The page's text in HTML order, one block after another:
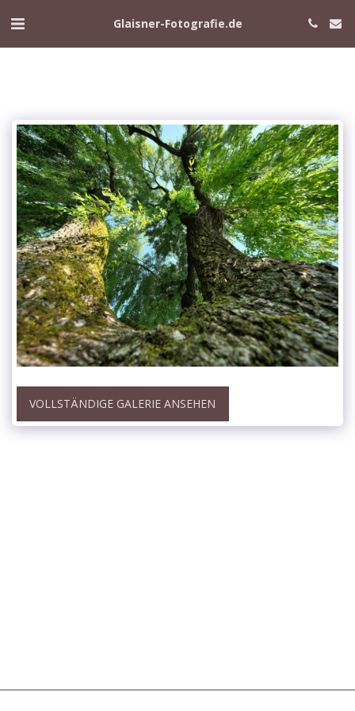
Glaisner-Fotografie.de
VOLLSTÄNDIGE GALERIE ANSEHEN